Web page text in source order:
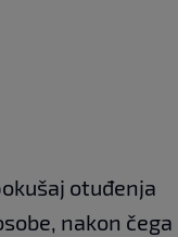
otuđenja
nakon čega